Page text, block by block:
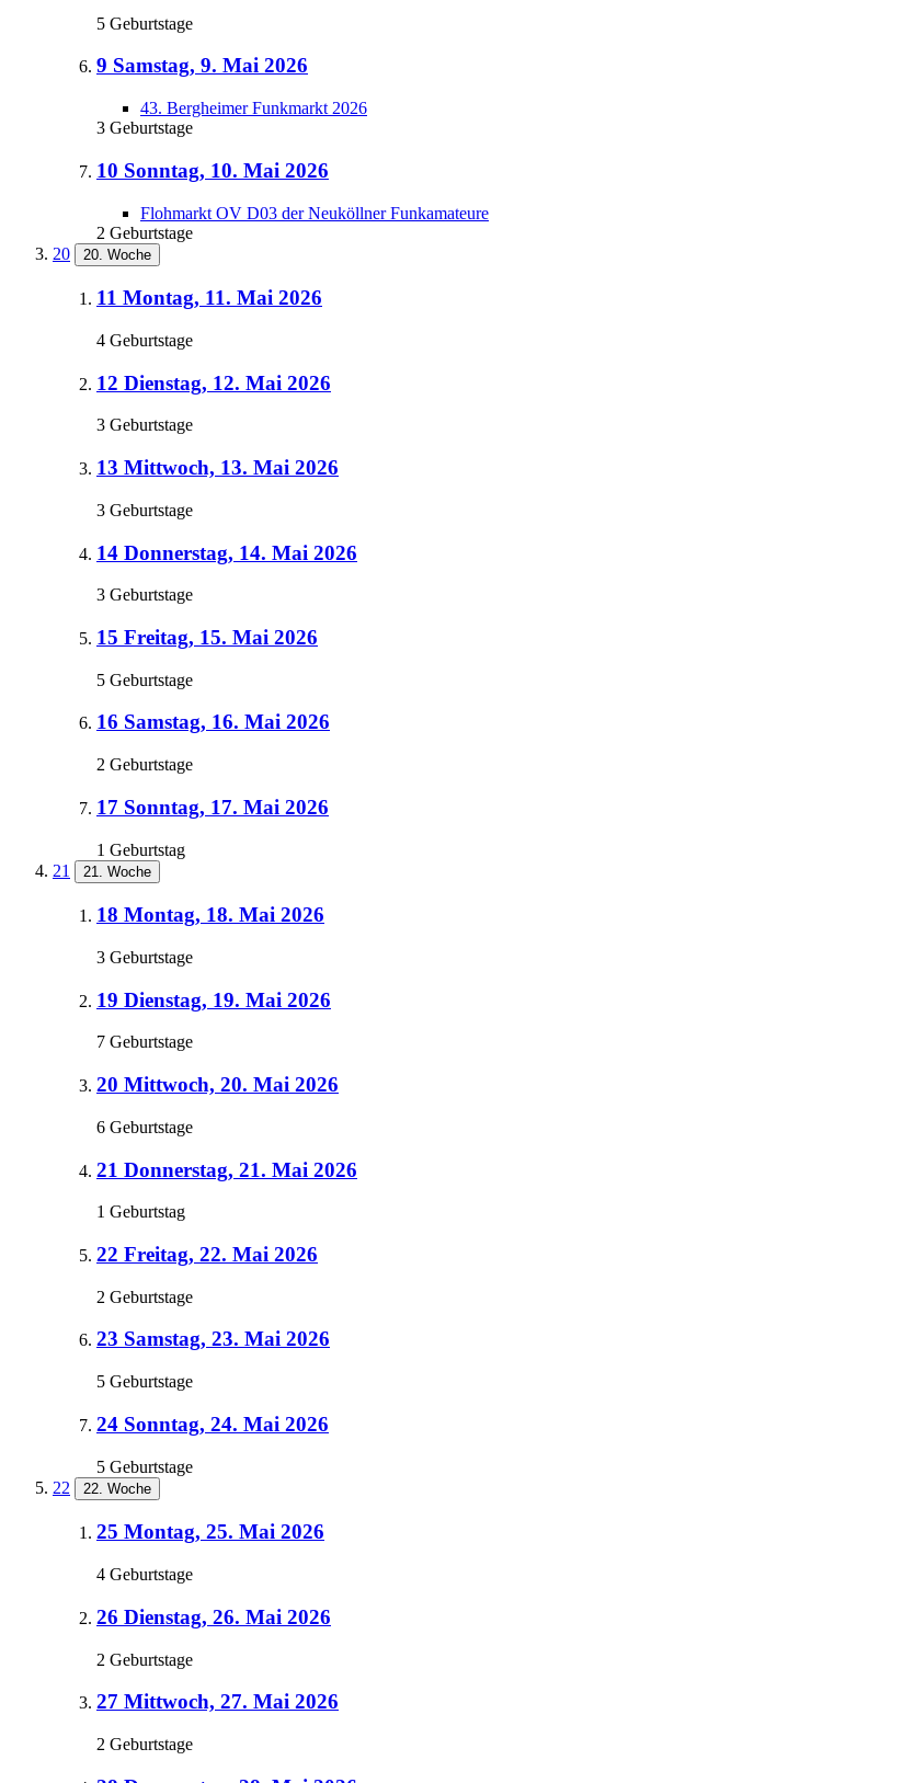
5 Geburtstage
9 Samstag, 9. Mai 2026
43. Bergheimer Funkmarkt 2026
3 Geburtstage
10 Sonntag, 10. Mai 2026
Flohmarkt OV D03 der Neuköllner Funkamateure
2 Geburtstage
20
20. Woche
11 Montag, 11. Mai 2026
4 Geburtstage
12 Dienstag, 12. Mai 2026
3 Geburtstage
13 Mittwoch, 13. Mai 2026
3 Geburtstage
14 Donnerstag, 14. Mai 2026
3 Geburtstage
15 Freitag, 15. Mai 2026
5 Geburtstage
16 Samstag, 16. Mai 2026
2 Geburtstage
17 Sonntag, 17. Mai 2026
1 Geburtstag
21
21. Woche
18 Montag, 18. Mai 2026
3 Geburtstage
19 Dienstag, 19. Mai 2026
7 Geburtstage
20 Mittwoch, 20. Mai 2026
6 Geburtstage
21 Donnerstag, 21. Mai 2026
1 Geburtstag
22 Freitag, 22. Mai 2026
2 Geburtstage
23 Samstag, 23. Mai 2026
5 Geburtstage
24 Sonntag, 24. Mai 2026
5 Geburtstage
22
22. Woche
25 Montag, 25. Mai 2026
4 Geburtstage
26 Dienstag, 26. Mai 2026
2 Geburtstage
27 Mittwoch, 27. Mai 2026
2 Geburtstage